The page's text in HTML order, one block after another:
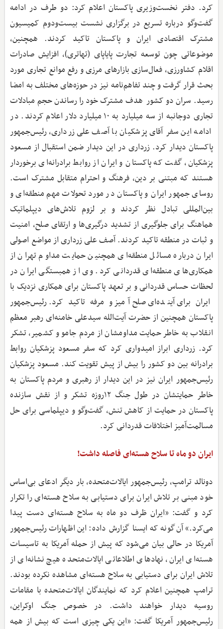
کرد. دفتر نخست‌وزیری پاکستان اعلام کرد: دو طرف در ادامه
گفت‌وگو درباره تسریع در برگزاری نشست بیست‌ودوم کمیسیون
مشترک اقتصادی ایران و پاکستان تاکید کردند. همچنین،
موضوعاتی چون توسعه تجارت پایاپای (تهاتری)، افزایش صادرات
اقلام کشاورزی، فعال‌سازی بازارهای مرزی و رفع موانع تجاری مورد
بحث قرار گرفت و چند تفاهم‌نامه نیز در حوزه‌های مختلف به امضا
رسید. سران دو کشور هدف مشترک خود را رساندن حجم مبادلات
تجاری دوجانبه از سه میلیارد به ۱۰ میلیارد دلار اعلام کردند. در
ادامه این سفر آقای پزشکیان با آصف علی زرداری، رئیس‌جمهور
پاکستان دیدار کرد. زرداری در این دیدار ضمن استقبال از مسعود
پزشکیان، گفت که پاکستان و ایران از روابط برادرانه‌ای برخوردار
هستند که مبتنی بر دین، فرهنگ و احترام متقابل مشترک است.
روسای جمهور ایران و پاکستان در مورد تحولات مهم منطقه‌ای و
بین‌المللی تبادل نظر کردند و بر لزوم تلاش‌های دیپلماتیک
هماهنگ برای جلوگیری از تشدید درگیری‌ها و ارتقای صلح، امنیت
و ثبات در منطقه تاکید کردند. آصف علی زرداری از مواضع اصولی
ایران درباره مسائل منطقه‌ای همچنین حمایت مداوم تهران از
همکاری‌های منطقه‌ای قدردانی کرد. وی از همبستگی ایران در
لحظات حساس قدردانی و بر تعهد پاکستان برای همکاری نزدیک با
ایران برای آینده‌ای صلح‌آمیز و مرفه تاکید کرد. رئیس‌جمهور
پاکستان همچنین از حضرت آیت‌الله سیدعلی خامنه‌ای رهبر معظم
انقلاب به خاطر حمایت مداومشان از مردم جامو و کشمیر، تشکر
کرد. زرداری ابراز امیدواری کرد که سفر مسعود پزشکیان روابط
برادرانه بین دو کشور را بیش از پیش تقویت کند. مسعود پزشکیان
رئیس‌جمهور ایران نیز در این دیدار از رهبری و مردم پاکستان به
خاطر حمایتشان در طول جنگ ۱۲روزه تشکر و از نقش سازنده
پاکستان در حمایت از کاهش تنش، گفت‌وگو و دیپلماسی برای حل
مسالمت‌آمیز اختلافات قدردانی کرد.
ایران دو ماه تا سلاح هسته‌ای فاصله داشت!
دونالد ترامپ، رئیس‌جمهور ایالات‌متحده، بار دیگر ادعای بی‌اساس
خود مبنی بر تلاش ایران برای دستیابی به سلاح هسته‌ای را تکرار
کرد و گفت: «ایران ظرف دو ماه به سلاح هسته‌ای دست پیدا
می‌کرد.» آن‌گونه که ایسنا گزارش داده: این اظهارات رئیس‌جمهور
آمریکا در حالی بیان می‌شود که پیش از حمله آمریکا به تاسیسات
هسته‌ای ایران، نهادهای اطلاعاتی ایالات‌متحده هیچ نشانه‌ای از
تلاش ایران برای دستیابی به سلاح هسته‌ای مشاهده نکرده بودند.
ترامپ همچنین اعلام کرد که نمایندگان ایالات‌متحده با مقامات
روسیه دیدار خواهند داشت. در خصوص جنگ اوکراین،
رئیس‌جمهور آمریکا گفت: «این یکی چیزی است که بیش از همه